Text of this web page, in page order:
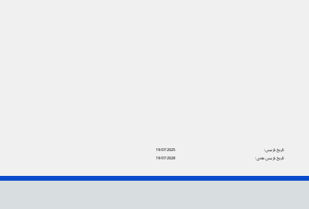
19/07/2025
تاریخ بازبینی:
19/07/2028
تاریخ بازبینی بعدی: